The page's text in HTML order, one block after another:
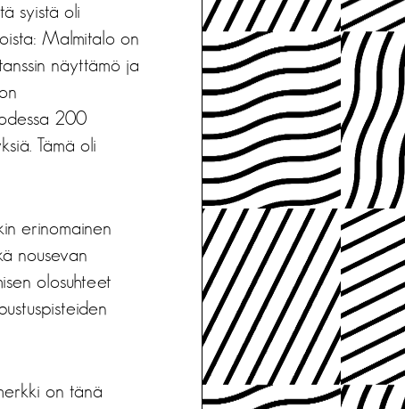
syistä oli
Malmitalo on
näyttämö ja
200
Tämä oli
erinomainen
nousevan
olosuhteet
on tänä